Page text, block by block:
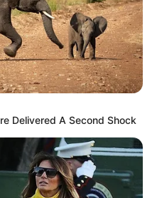
a importância de manter a
para evitar o retorno de
a saúde e proteção
a semana, as vacinas
de Saúde das 07h
sem horário de almoço.
Delivered A Second Shock